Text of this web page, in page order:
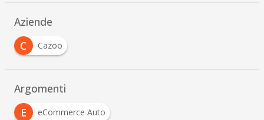
Aziende
C
Cazoo
Argomenti
E
eCommerce Auto